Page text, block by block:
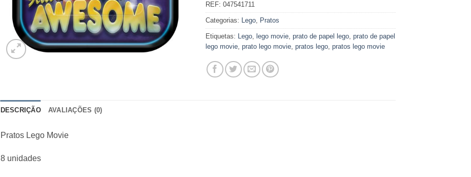
REF:047541711
Categorias: Lego Pratos
Etiquetas: Lego ,lego movie ,prato de papel lego ,prato de papel
lego movie ,prato lego movie ,pratos lego ,pratos lego movie
DESCRIÇÃO AVALIAÇÕES (0)
Pratos Lego Movie
8 unidades